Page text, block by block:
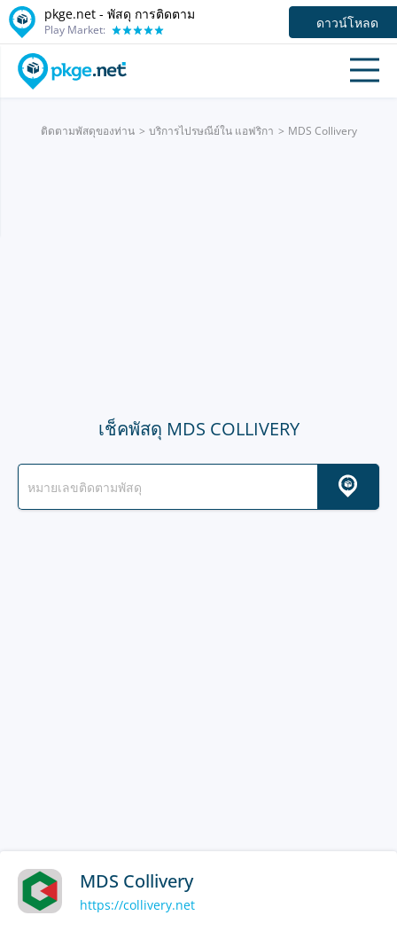
pkge.net - พัสดุ การติดตาม
Play Market: ดาวน์โหลด
ติดตามพัสดุของท่าน บริการไปรษณีย์ใน แอฟริกา MDS Collivery
เช็คพัสดุ MDS COLLIVERY
MDS Collivery
https://collivery.net